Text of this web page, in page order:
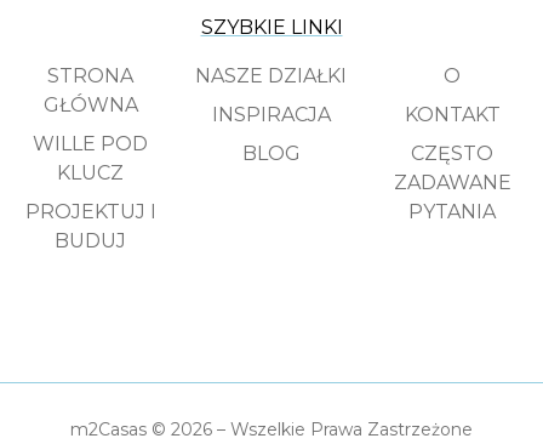
SZYBKIE LINKI
STRONA
GŁÓWNA
WILLE POD
KLUCZ
PROJEKTUJ I
BUDUJ
NASZE DZIAŁKI
INSPIRACJA
BLOG
O
KONTAKT
CZĘSTO
ZADAWANE
PYTANIA
m2Casas © 2026 – Wszelkie Prawa Zastrzeżone